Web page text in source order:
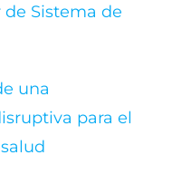
de Sistema de
una
para el